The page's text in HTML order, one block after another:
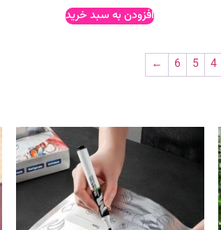
افزودن به سبد خرید
4
5
6
←